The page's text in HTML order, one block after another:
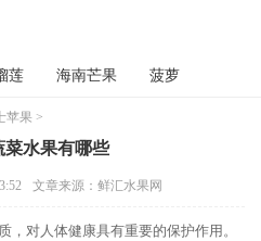
莲 海南芒果 菠萝
苹果 >
菜水果有哪些
文章来源：鲜汇水果网
，对人体健康具有重要的保护作用。